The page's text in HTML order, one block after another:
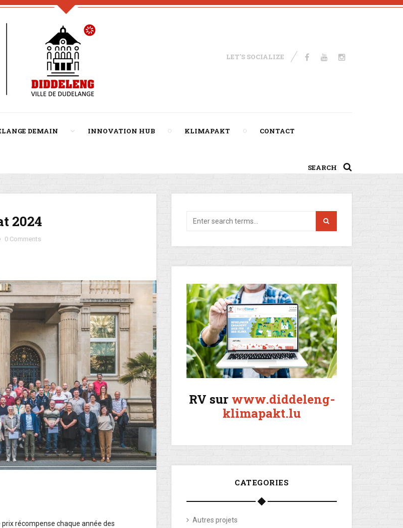
LET'S SOCIALIZE
DEMAIN INNOVATION HUB KLIMAPAKT CONTACT
SEARCH
2024
0 Comments
prix récompense chaque année des
RV sur www.diddeleng-
klimapakt.lu
CATEGORIES
Autres projets